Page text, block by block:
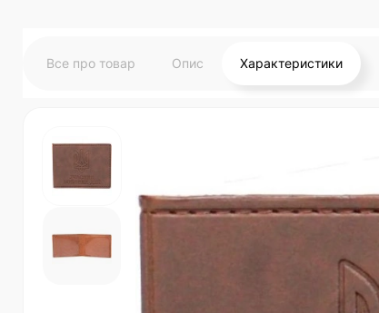
Все про товар Опис Характеристики